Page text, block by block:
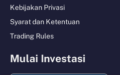
Kebijakan Privasi
Syarat dan Ketentuan
Trading Rules
Mulai Investasi